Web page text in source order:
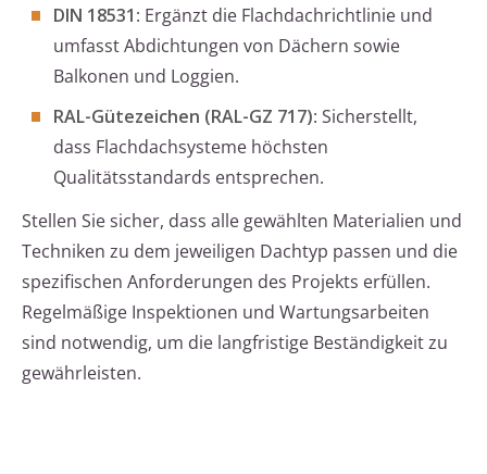
DIN 18531: Ergänzt die Flachdachrichtlinie und
umfasst Abdichtungen von Dächern sowie
Balkonen und Loggien.
RAL-Gütezeichen (RAL-GZ 717): Sicherstellt,
dass Flachdachsysteme höchsten
Qualitätsstandards entsprechen.
Stellen Sie sicher, dass alle gewählten Materialien und
Techniken zu dem jeweiligen Dachtyp passen und die
spezifischen Anforderungen des Projekts erfüllen.
Regelmäßige Inspektionen und Wartungsarbeiten
sind notwendig, um die langfristige Beständigkeit zu
gewährleisten.